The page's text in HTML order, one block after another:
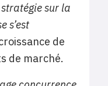
sur la
s’est
de
de marché.